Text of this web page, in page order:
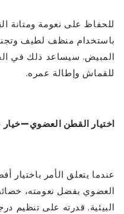
للحفاظ على نعومة ومتانة
باستخدام منظف لطيف
المبيض. سيساعد ذلك في
للقماش وإطالة عمره.
اختيار القطن
عندما يتعلق الأمر
العضوي بفضل نعومته،
البيئية. قدرته على تنظيم